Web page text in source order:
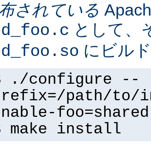
されている
として、
にビル
./configure --
path/
foo=shared
make install